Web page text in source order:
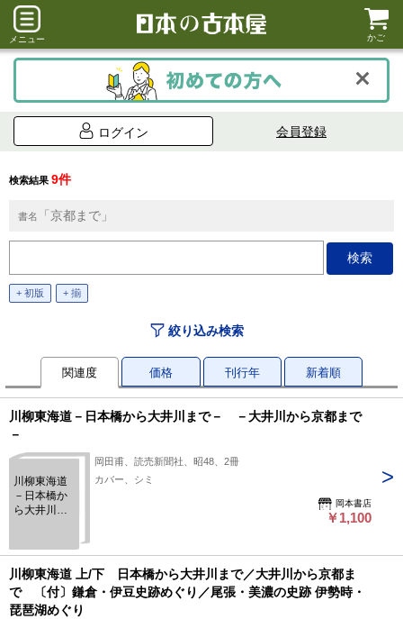
メニュー かご
ログイン 会員登録
検索結果 9件
書名 「京都まで」
+ 初版 + 揃
絞り込み検索
関連度 価格 刊行年 新着順
川柳東海道－日本橋から大井川まで－ －大井川から京都まで
－
川柳東海道
－日本橋か
ら大井川ま
都まで－
岡田甫、読売新聞社、昭48、2冊
カバー、シミ
岡本書店
￥1,100
川柳東海道 上/下 日本橋から大井川まで／大井川から京都ま
で 〔付〕鎌倉・伊豆史跡めぐり／尾張・美濃の史跡 伊勢時・
琵琶湖めぐり